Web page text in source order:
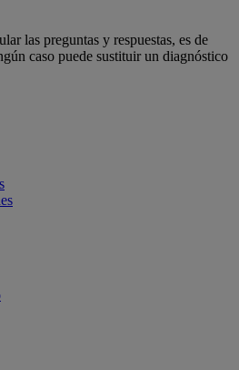
las preguntas y respuestas, es de
caso puede sustituir un diagnóstico